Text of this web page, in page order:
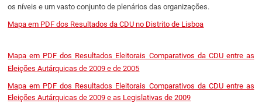
os níveis e um vasto conjunto de plenários das organizações.
Mapa em PDF dos Resultados da CDU no Distrito de Lisboa
Mapa em PDF dos Resultados Eleitorais Comparativos da CDU entre as
Eleições Autárquicas de 2009 e de 2005
Mapa em PDF dos Resultados Eleitorais Comparativos da CDU entre as
Eleições Autárquicas de 2009 e as Legislativas de 2009